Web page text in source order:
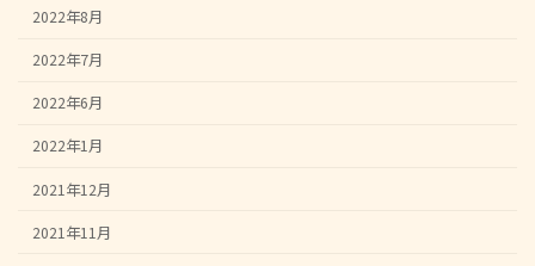
2022年8月
2022年7月
2022年6月
2022年1月
2021年12月
2021年11月